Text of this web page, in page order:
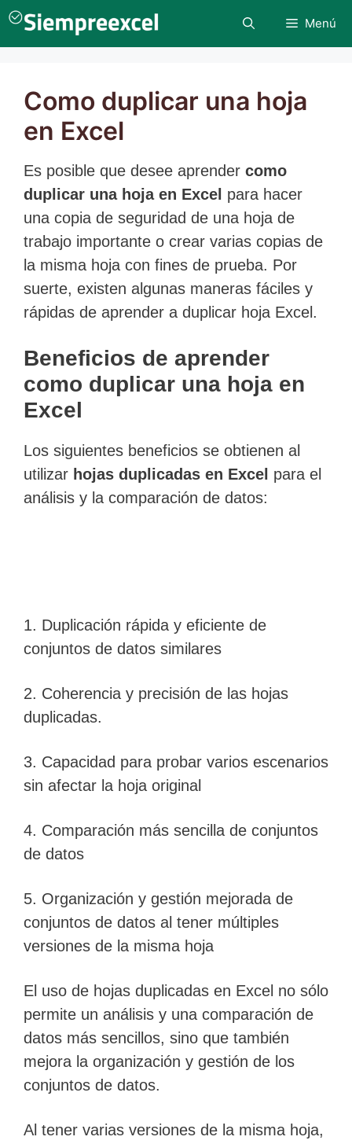
Saltar
contenido
Menú
Como duplicar una hoja
en Excel
Es posible que desee aprender como
duplicar una hoja en Excel para hacer
una copia de seguridad de una hoja de
trabajo importante o crear varias copias de
la misma hoja con fines de prueba. Por
suerte, existen algunas maneras fáciles y
rápidas de aprender a duplicar hoja Excel.
Beneficios de aprender
como duplicar una hoja en
Excel
Los siguientes beneficios se obtienen al
utilizar hojas duplicadas en Excel para el
análisis y la comparación de datos:
1. Duplicación rápida y eficiente de
conjuntos de datos similares
2. Coherencia y precisión de las hojas
duplicadas.
3. Capacidad para probar varios escenarios
sin afectar la hoja original
4. Comparación más sencilla de conjuntos
de datos
5. Organización y gestión mejorada de
conjuntos de datos al tener múltiples
versiones de la misma hoja
El uso de hojas duplicadas en Excel no sólo
permite un análisis y una comparación de
datos más sencillos, sino que también
mejora la organización y gestión de los
conjuntos de datos.
Al tener varias versiones de la misma hoja,